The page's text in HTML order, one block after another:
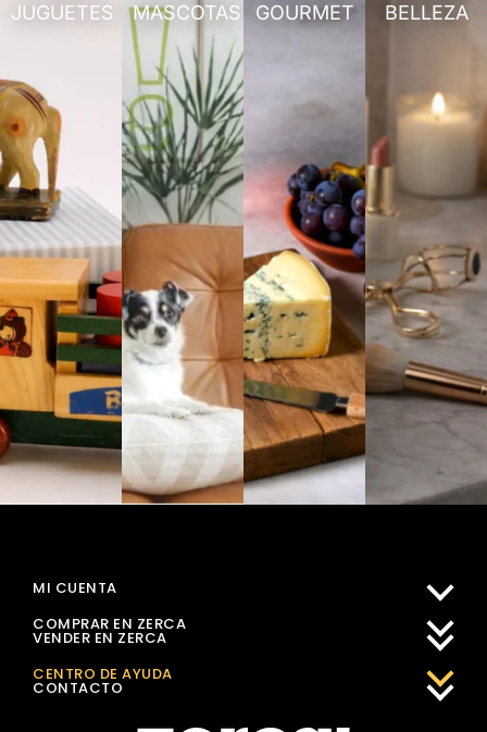
JUGUETES MASCOTAS GOURMET BELLEZA
MI CUENTA
COMPRAR EN ZERCA
VENDER EN ZERCA
CENTRO DE AYUDA
CONTACTO